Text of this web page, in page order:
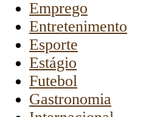
Emprego
Entretenimento
Esporte
Estágio
Futebol
Gastronomia